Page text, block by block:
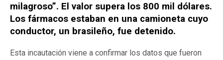
milagroso”. El valor supera los 800 mil dólares.
Los fármacos estaban en una camioneta cuyo
conductor, un brasileño, fue detenido.
Esta incautación viene a confirmar los datos que fueron